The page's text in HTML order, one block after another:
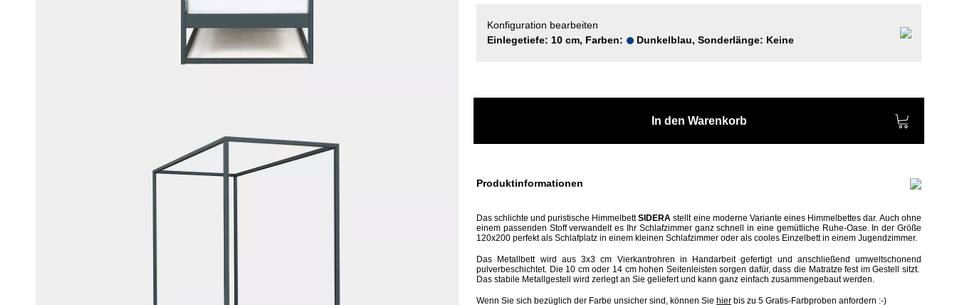
Konfiguration bearbeiten
Einlegetiefe: 10 cm, Farben:
Dunkelblau, Sonderlänge: Keine
In den Warenkorb
Produktinformationen
Das schlichte und puristische HimmelbettSIDERA stellt eine moderne Variante eines Himmelbettes dar. Auch ohne
einem passenden Stoff verwandelt es Ihr Schlafzimmer ganz schnell in eine gemütliche Ruhe-Oase. In der Größe
120x200 perfekt als Schlafplatz in einem kleinen Schlafzimmer oder als cooles Einzelbett in einem Jugendzimmer.
Das Metallbett wird aus 3x3 cm Vierkantrohren in Handarbeit gefertigt und anschließend umweltschonend
pulverbeschichtet. Die 10 cm oder 14 cm hohen Seitenleisten sorgen dafür, dass die Matratze fest im Gestell sitzt.
Das stabile Metallgestell wird zerlegt an Sie geliefert und kann ganz einfach zusammengebaut werden.
Wenn Sie sich bezüglich der Farbe unsicher sind, können Sie hier bis zu 5 Gratis-Farbproben anfordern :-)